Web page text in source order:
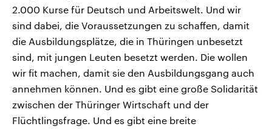
2.000 Kurse für Deutsch und Arbeitswelt. Und wir
sind dabei, die Voraussetzungen zu schaffen, damit
die Ausbildungsplätze, die in Thüringen unbesetzt
sind, mit jungen Leuten besetzt werden. Die wollen
wir fit machen, damit sie den Ausbildungsgang auch
annehmen können. Und es gibt eine große Solidarität
zwischen der Thüringer Wirtschaft und der
Flüchtlingsfrage. Und es gibt eine breite